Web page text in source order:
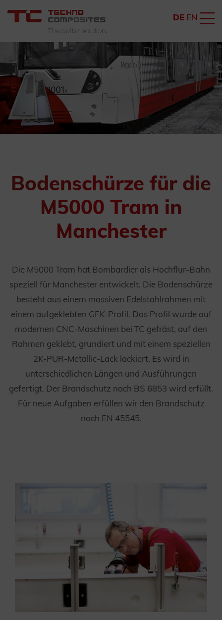
DE EN
Bodenschürze für die
M5000 Tram in
Manchester
Die M5000 Tram hat Bombardier als Hochflur-Bahn
speziell für Manchester entwickelt. Die Bodenschürze
besteht aus einem massiven Edelstahlrahmen mit
einem aufgeklebten GFK-Profil. Das Profil wurde auf
modernen CNC-Maschinen bei TC gefräst, auf den
Rahmen geklebt, grundiert und mit einem speziellen
2K-PUR-Metallic-Lack lackiert. Es wird in
unterschiedlichen Längen und Ausführungen
gefertigt. Der Brandschutz nach BS 6853 wird erfüllt.
Für neue Aufgaben erfüllen wir den Brandschutz
nach EN 45545.